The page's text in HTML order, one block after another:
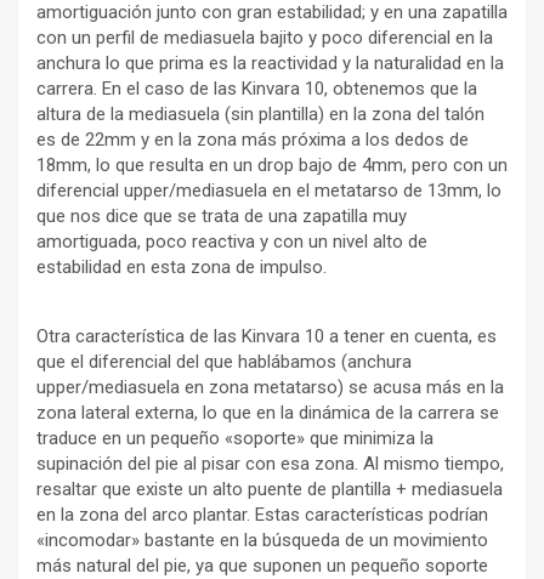
amortiguación junto con gran estabilidad; y en una zapatilla
con un perfil de mediasuela bajito y poco diferencial en la
anchura lo que prima es la reactividad y la naturalidad en la
carrera. En el caso de las Kinvara 10, obtenemos que la
altura de la mediasuela (sin plantilla) en la zona del talón
es de 22mm y en la zona más próxima a los dedos de
18mm, lo que resulta en un drop bajo de 4mm, pero con un
diferencial upper/mediasuela en el metatarso de 13mm, lo
que nos dice que se trata de una zapatilla muy
amortiguada, poco reactiva y con un nivel alto de
estabilidad en esta zona de impulso.
Otra característica de las Kinvara 10 a tener en cuenta, es
que el diferencial del que hablábamos (anchura
upper/mediasuela en zona metatarso) se acusa más en la
zona lateral externa, lo que en la dinámica de la carrera se
traduce en un pequeño «soporte» que minimiza la
supinación del pie al pisar con esa zona. Al mismo tiempo,
resaltar que existe un alto puente de plantilla + mediasuela
en la zona del arco plantar. Estas características podrían
«incomodar» bastante en la búsqueda de un movimiento
más natural del pie, ya que suponen un pequeño soporte